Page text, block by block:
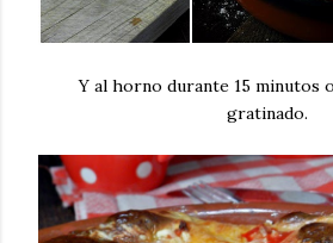
Y al horno durante 15 minutos
gratinado.